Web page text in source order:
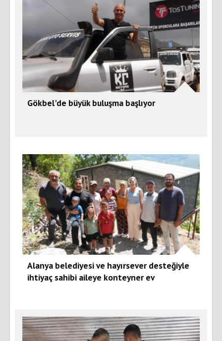
Gökbel'de büyük buluşma başlıyor
Alanya belediyesi ve hayırsever desteğiyle
ihtiyaç sahibi aileye konteyner ev